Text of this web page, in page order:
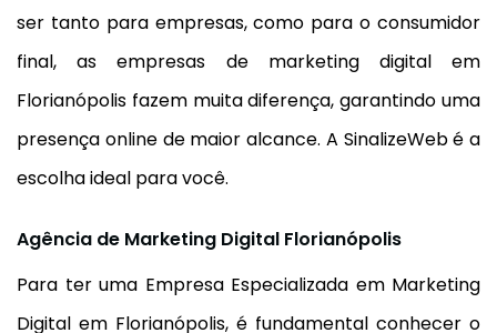
ser tanto para empresas, como para o consumidor
final, as empresas de marketing digital em
Florianópolis fazem muita diferença, garantindo uma
presença online de maior alcance. A SinalizeWeb é a
escolha ideal para você.
Agência de Marketing Digital Florianópolis
Para ter uma Empresa Especializada em Marketing
Digital em Florianópolis, é fundamental conhecer o